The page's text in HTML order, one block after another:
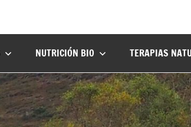
NUTRICIÓN BIO TERAPIAS